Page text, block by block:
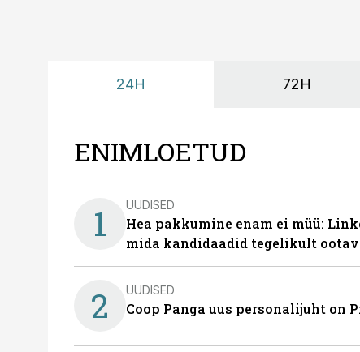
24H 72H
ENIMLOETUD
1 UUDISED
Hea pakkumine enam ei müü:
mida kandidaadid tegelikult
2 UUDISED
Coop Panga uus personalijuht on